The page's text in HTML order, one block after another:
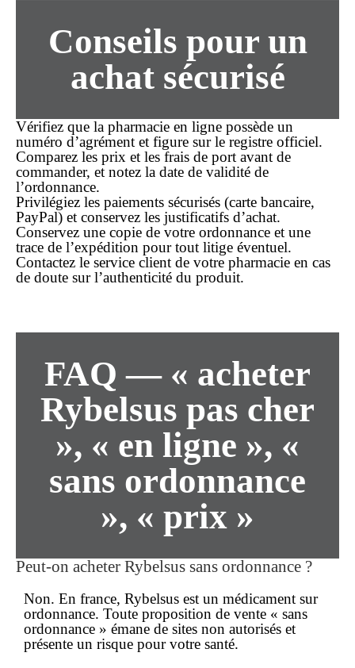
Conseils pour un
achatsécurisé
Vérifiez que la pharmacie en ligne possède un
numéro d’agrément et figure sur le registre officiel.
Comparez les prix et les frais de port avant de
commander, et notez la date de validité de
l’ordonnance.
Privilégiez les paiements sécurisés (carte bancaire,
PayPal) et conservez les justificatifs d’achat.
Conservez une copie de votre ordonnance et une
trace de l’expédition pour tout litige éventuel.
Contactez le service client de votre pharmacie en cas
de doute sur l’authenticité du produit.
FAQ — « acheter
Rybelsus pas cher
», « en ligne », «
sans ordonnance
», « prix »
Peut-on acheter Rybelsus sans ordonnance ?
Non. En france, Rybelsus est un médicament sur
ordonnance. Toute proposition de vente « sans
ordonnance » émane de sites non autorisés et
présente un risque pour votre santé.